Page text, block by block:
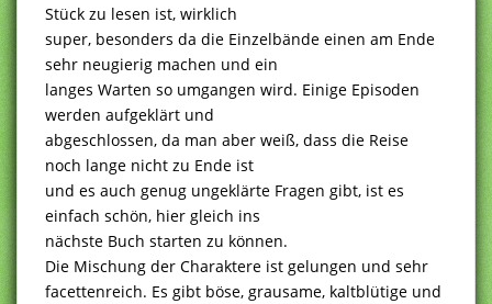
Stück zu lesen ist, wirklich
super, besonders da die Einzelbände einen am Ende
sehr neugierig machen und ein
langes Warten so umgangen wird. Einige Episoden
werden aufgeklärt und
abgeschlossen, da man aber weiß, dass die Reise
noch lange nicht zu Ende ist
und es auch genug ungeklärte Fragen gibt, ist es
einfach schön, hier gleich ins
nächste Buch starten zu können.
Die Mischung der Charaktere ist gelungen und sehr
facettenreich. Es gibt böse, grausame, kaltblütige und